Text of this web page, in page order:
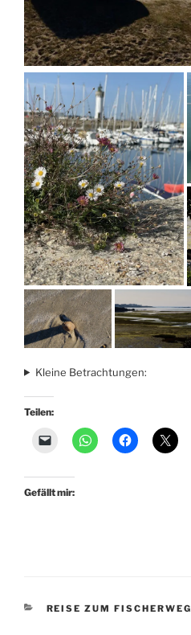
Kleine Betrachtungen:
Teilen:
Gefällt mir:
KATEGORIEN
REISE ZUM FISCHERWEG